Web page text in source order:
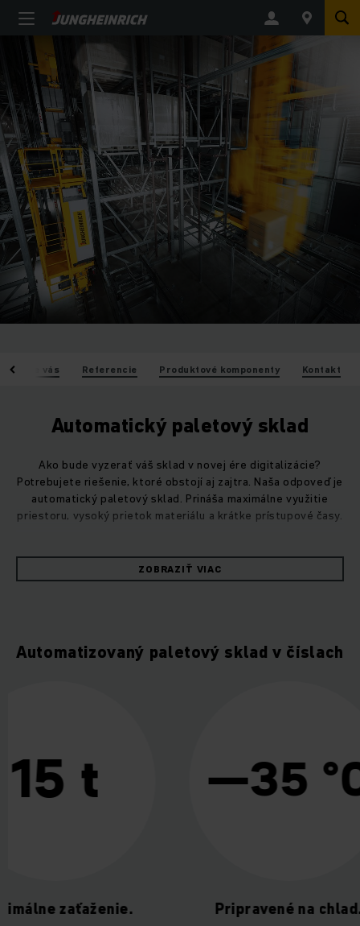
pre vás Referencie Produktové komponenty Kontakt
Automatický paletový sklad
Ako bude vyzerať váš sklad v novej ére digitalizácie?
Potrebujete riešenie, ktoré obstojí aj zajtra. Naša odpoveď je
automatický paletový sklad. Prináša maximálne využitie
priestoru, vysoký prietok materiálu a krátke prístupové časy.
Vďaka modularite a škálovateľnosti je náš automatický
paletový sklad mimoriadne univerzálny pri skladovaní paliet.
ZOBRAZIŤ VIAC
Automatizovaný paletový sklad v číslach
t
zaťaženie.
—35 °C
Pripravené na chlad.